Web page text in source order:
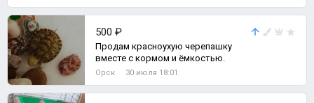
500 ₽
Продам красноухую черепашку
вместе с кормом и ёмкостью.
Орск 30 июля 18:01